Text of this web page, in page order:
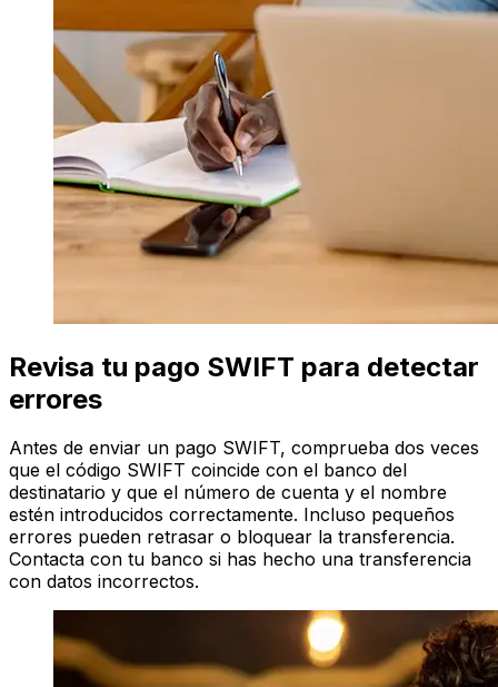
Revisa tu pago SWIFT para detectar
errores
Antes de enviar un pago SWIFT, comprueba dos veces
que el código SWIFT coincide con el banco del
destinatario y que el número de cuenta y el nombre
estén introducidos correctamente. Incluso pequeños
errores pueden retrasar o bloquear la transferencia.
Contacta con tu banco si has hecho una transferencia
con datos incorrectos.